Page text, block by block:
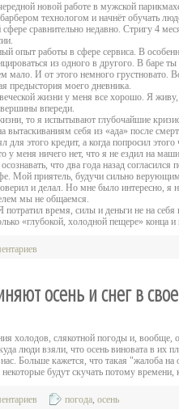
новой работе в мужской
технологом и начнёт обучать
сфере сравнительно недавно. Стригу 4
опыт работы в сфере сервиса. В
из одного в другого. В баре
мало. И от этого немного грустновато.
предыстория моего дневника.
жизни у меня все хорошо. Я
впереди.
то я испытывают глубочайшие
вытаскиваниям себя из «ада» после
для этого кредит, а когда попросил
у меня ничего нет, что я не ездил на
что два года назад
Мой приятель, будучи сильно
и делал. Но мне было интересно, я
мы не общаемся.
время, силы и деньги не на себя
«глубокой, холодной пещере» конца и
осень и снег в
холодов, слякотной погоды и,
люди взяли, что осень виновата в их
нас. Больше кажется, что такая "жалоба
будут скучать потому
погода, осень